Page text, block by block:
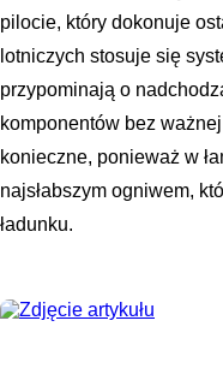
pilocie, który dokonuje
lotniczych stosuje się
przypominają o
komponentów bez
konieczne, ponieważ w
najsłabszym ogniwem,
ładunku.